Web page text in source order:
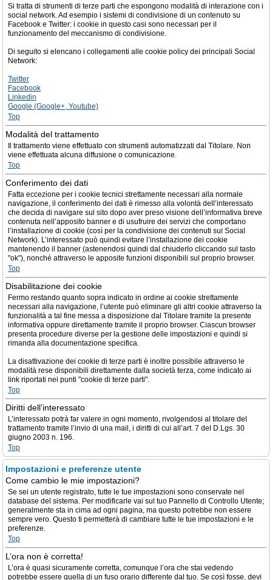
Si tratta di strumenti di terze parti che espongono modalità di interazione con i
social network. Ad esempio i sistemi di condivisione di un contenuto su
Facebook e Twitter: i cookie in questo casi sono necessari per il
funzionamento del meccanismo di condivisione.
Di seguito si elencano i collegamenti alle cookie policy dei principali Social
Network:
Twitter
Facebook
Linkedin
Google (Google+, Youtube)
Top
Modalità del trattamento
Il trattamento viene effettuato con strumenti automatizzati dal Titolare. Non
viene effettuata alcuna diffusione o comunicazione.
Top
Conferimento dei dati
Fatta eccezione per i cookie tecnici strettamente necessari alla normale
navigazione, il conferimento dei dati è rimesso alla volontà dell’interessato
che decida di navigare sul sito dopo aver preso visione dell’informativa breve
contenuta nell’apposito banner e di usufruire dei servizi che comportano
l’installazione di cookie (così per la condivisione dei contenuti sui Social
Network). L’interessato può quindi evitare l’installazione dei cookie
mantenendo il banner (astenendosi quindi dal chiuderlo cliccando sul tasto
"ok"), nonché attraverso le apposite funzioni disponibili sul proprio browser.
Top
Disabilitazione dei cookie
Fermo restando quanto sopra indicato in ordine ai cookie strettamente
necessari alla navigazione, l’utente può eliminare gli altri cookie attraverso la
funzionalità a tal fine messa a disposizione dal Titolare tramite la presente
informativa oppure direttamente tramite il proprio browser. Ciascun browser
presenta procedure diverse per la gestione delle impostazioni e quindi si
rimanda alla documentazione specifica.
La disattivazione dei cookie di terze parti è inoltre possibile attraverso le
modalità rese disponibili direttamente dalla società terza, come indicato ai
link riportati nei punti "cookie di terze parti".
Top
Diritti dell’interessato
L’interessato potrà far valere in ogni momento, rivolgendosi al titolare del
trattamento tramite l’invio di una mail, i diritti di cui all’art. 7 del D.Lgs. 30
giugno 2003 n. 196.
Top
Impostazioni e preferenze utente
Come cambio le mie impostazioni?
Se sei un utente registrato, tutte le tue impostazioni sono conservate nel
database del sistema. Per modificarle vai sul tuo Pannello di Controllo Utente;
generalmente sta in cima ad ogni pagina, ma questo potrebbe non essere
sempre vero. Questo ti permetterà di cambiare tutte le tue impostazioni e le
preferenze.
Top
L’ora non è corretta!
L’ora è quasi sicuramente corretta, comunque l’ora che stai vedendo
potrebbe essere quella di un fuso orario differente dal tuo. Se così fosse, devi